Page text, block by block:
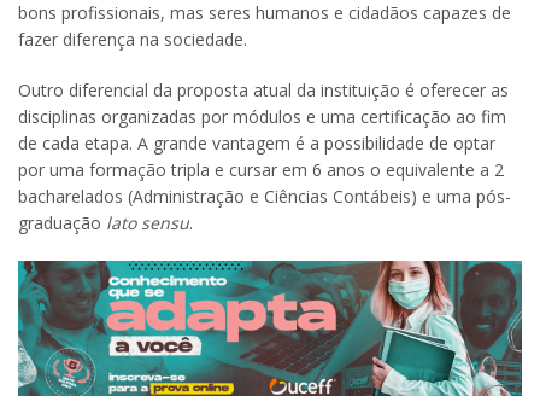
bons profissionais, mas seres humanos e cidadãos capazes de
fazer diferença na sociedade.
Outro diferencial da proposta atual da instituição é oferecer as
disciplinas organizadas por módulos e uma certificação ao fim
de cada etapa. A grande vantagem é a possibilidade de optar
por uma formação tripla e cursar em 6 anos o equivalente a 2
bacharelados (Administração e Ciências Contábeis) e uma pós-
graduação lato sensu.